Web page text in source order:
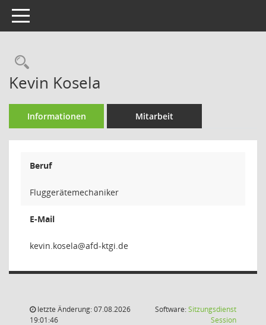
Toggle navigation
Rechercheauswahl
Kevin Kosela
Informationen Mitarbeit
Beruf
Fluggerätemechaniker
E-Mail
alesok
letzte Änderung: 07.08.2026
19:01:46
Software:Sitzungsdienst
Session(Wird in